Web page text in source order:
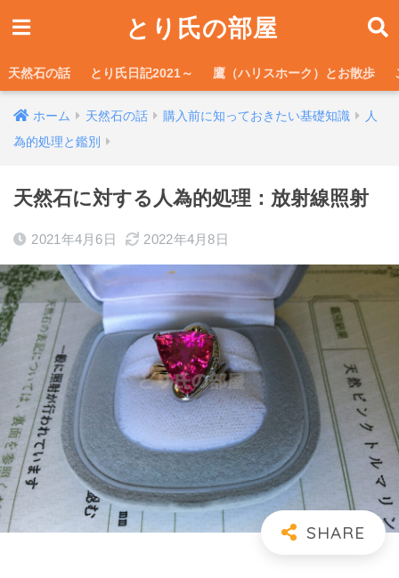
とり氏の部屋
天然石の話 とり氏日記2021～ 鷹（ハリスホーク）とお散歩
ホーム 天然石の話 購入前に知っておきたい基礎知識
人
為的処理と鑑別
天然石に対する人為的処理：放射線照射
2021年4月6日 2022年4月8日